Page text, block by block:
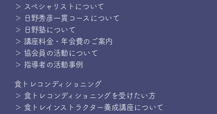
＞ スペシャリストについて
＞ 日野秀彦一貫コースについて
＞ 日野塾について
＞ 講座料金・年会費のご案内
＞ 協会員の活動について
＞ 指導者の活動事例
食トレコンディショニング
＞ 食トレコンディショニングを受けたい方
＞ 食トレインストラクター養成講座について